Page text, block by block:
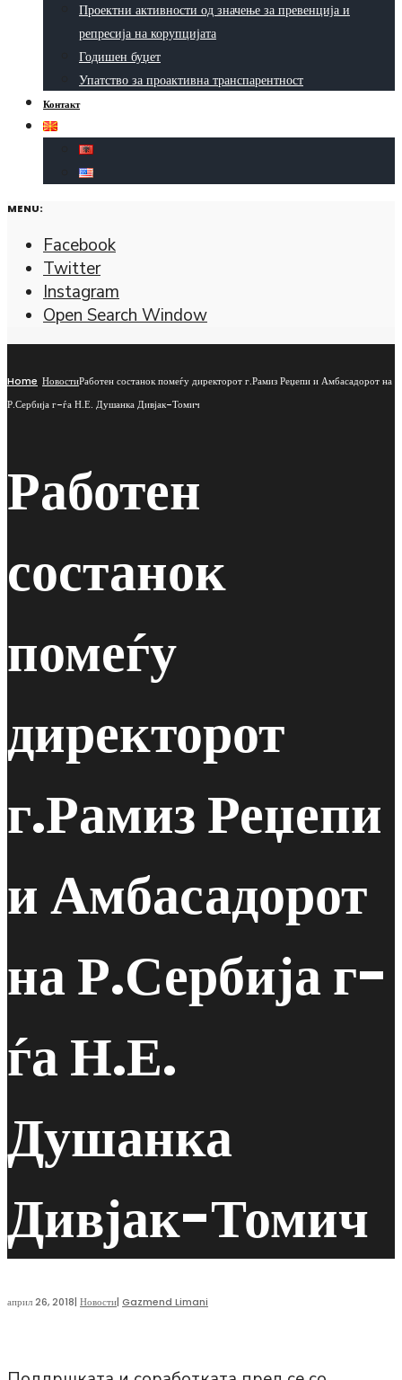
Проектни активности од значење за превенција и
репресија на корупцијата
Годишен буџет
Упатство за проактивна транспарентност
Контакт
MENU:
Facebook
Twitter
Instagram
Open Search Window
Home НовостиРаботен состанок помеѓу директорот г.Рамиз Реџепи и Амбасадорот на
Р.Сербија г-ѓа Н.Е. Душанка Дивјак-Томич
Работен
состанок
помеѓу
директорот
г.Рамиз Реџепи
и Амбасадорот
на Р.Сербија г-
ѓа Н.Е.
Душанка
Дивјак-Томич
април 26, 2018| Новости| Gazmend Limani